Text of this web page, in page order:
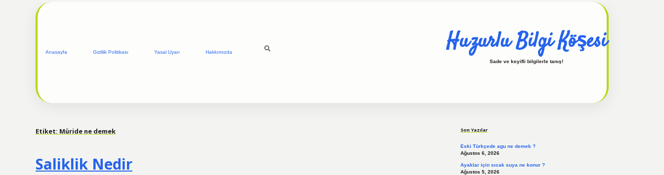
Anasayfa Gizlilik Politikası Yasal Uyarı Hakkımızda Huzurlu Bilgi Köşesi
Sade ve keyifli bilgilerle tanış!
Etiket: Müride ne demek
Saliklik Nedir
Son Yazılar
Eski Türkçede agu ne demek ?
Ağustos 6, 2026
Ayaklar için sıcak suya ne konur ?
Ağustos 5, 2026